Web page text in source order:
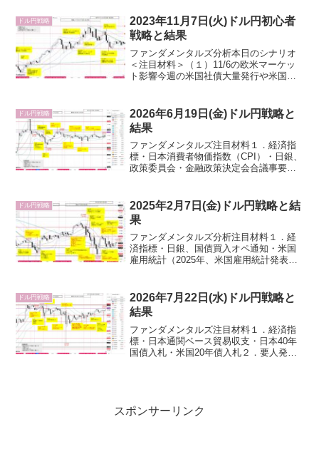
フ（中東、ウクライナ・ロシア）・スワ
ップ3倍デー４．参考情報...
ドル円戦略
2023年11月7日(火)ドル円初心者
戦略と結果
ファンダメンタルズ分析本日のシナリオ
＜注目材料＞（１）11/6の欧米マーケッ
ト影響今週の米国社債大量発行や米国債
くドル円急騰。日足高値150.08を付け
た。11/3米国...
ドル円戦略
2026年6月19日(金)ドル円戦略と
結果
ファンダメンタルズ注目材料１．経済指
標・日本消費者物価指数（CPI）・日銀、
政策委員会・金融政策決定会合議事要旨
大統領３．その他・実質五十日仲値・地
政学リスクオフ...
ドル円戦略
2025年2月7日(金)ドル円戦略と結
果
ファンダメンタルズ分析注目材料１．経
済指標・日銀、国債買入オペ通知・米国
雇用統計（2025年、米国雇用統計発表日
ない見通し（Bloomberg）・米国ミシガ
ン大学消費者...
ドル円戦略
2026年7月22日(水)ドル円戦略と
結果
ファンダメンタルズ注目材料１．経済指
標・日本通関ベース貿易収支・日本40年
国債入札・米国20年債入札２．要人発
スポンサーリンク